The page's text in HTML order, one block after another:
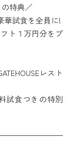
特典／
華試食を全員に!
ト１万円分をプ
レスト
試食つきの特別